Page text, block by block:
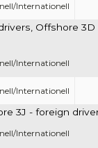
Internationell
Offshore
Internationell
Internationell
3J - foreign
Internationell